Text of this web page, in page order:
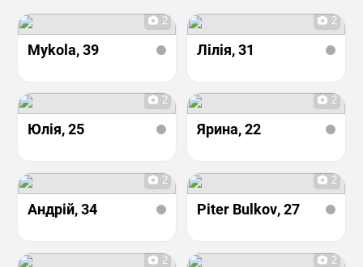
2
Mykola, 39
2
Лілія, 31
2
Юлія, 25
2
Ярина, 22
2
Андрій, 34
2
Piter Bulkov, 27
2 2